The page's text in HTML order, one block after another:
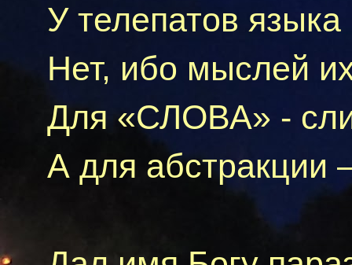
У телепатов языка
Нет, ибо мыслей
Для «СЛОВА» -
А для абстракции